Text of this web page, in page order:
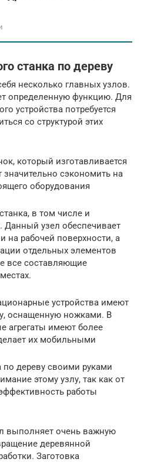
станка по дереву
несколько главных узлов.
определенную функцию. Для
устройства потребуется
со структурой этих
который изготавливается
сэкономить на
оборудования
в том числе и
узел обеспечивает
на рабочей поверхности, а
отдельных элементов
все составляющие
устройства имеют
оснащенную ножками. В
агрегаты имеют более
их мобильными
по дереву своими руками
этому узлу, так как от
работы
выполняет очень важную
деревянной
Заготовка